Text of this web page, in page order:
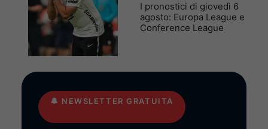
I pronostici di giovedì 6
agosto: Europa League e
Conference League
🔔 NEWSLETTER GRATUITA